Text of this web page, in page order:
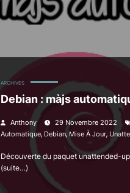
ARCHIVES
Debian : màjs
Anthony
29 Novembre 2022
Automatique, Debian, Mise À Jour,
Découverte du paquet unattended-
(suite…)